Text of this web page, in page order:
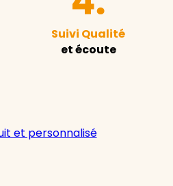
Suivi Qualité
et écoute
et personnalisé